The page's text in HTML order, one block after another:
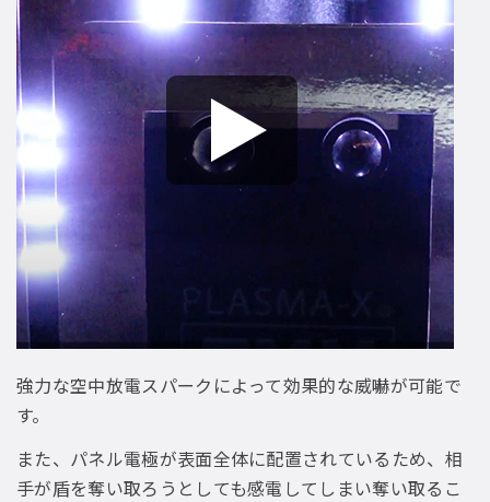
強力な空中放電スパークによって効果的な威嚇が可能で
す。
また、パネル電極が表面全体に配置されているため、相
手が盾を奪い取ろうとしても感電してしまい奪い取るこ